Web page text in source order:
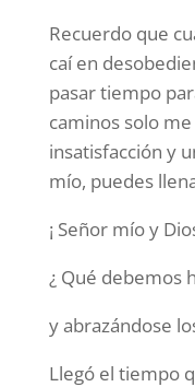
Recuerdo que
caí en
pasar tiempo
caminos solo
insatisfacción y
mío, puedes
¡ Señor mío y
¿ Qué debemos
y abrazándose
Llegó el tiempo